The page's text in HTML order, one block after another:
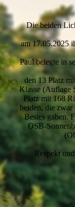
Die beiden
am 17.05.2025
Paul belegte in
den 13 Platz
Klasse (Auflage
Platz mit 168
beiden, die
Bestes gaben.
OSB-
Respekt